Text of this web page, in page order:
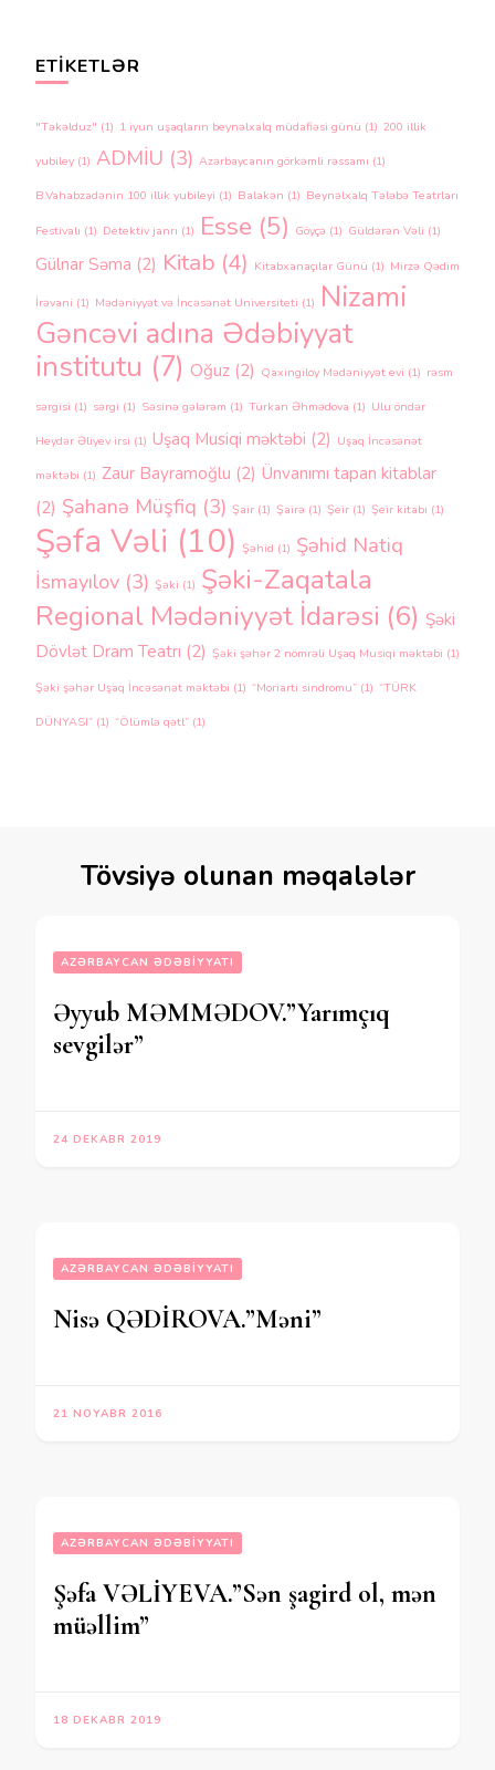
ETIKETLƏR
"Təkəlduz" (1) 1 iyun uşaqların beynəlxalq müdafiəsi günü (1) 200 illik
yubiley (1) ADMİU (3) Azərbaycanın görkəmli rəssamı (1)
B.Vahabzadənin 100 illik yubileyi (1) Balakən (1) Beynəlxalq Tələbə Teatrları
Festivalı (1) Detektiv janrı (1) Esse (5) Göyçə (1) Güldərən Vəli (1)
Gülnar Səma (2) Kitab (4) Kitabxanaçılar Günü (1) Mirzə Qədim
İrəvani (1) Mədəniyyət və İncəsənət Universiteti (1) Nizami
Gəncəvi adına Ədəbiyyat
institutu (7) Oğuz (2) Qaxingiloy Mədəniyyət evi (1) rəsm
sərgisi (1) sərgi (1) Səsinə gələrəm (1) Türkan Əhmədova (1) Ulu öndər
Heydər Əliyev irsi (1) Uşaq Musiqi məktəbi (2) Uşaq İncəsənət
məktəbi (1) Zaur Bayramoğlu (2) Ünvanımı tapan kitablar
(2) Şahanə Müşfiq (3) Şair (1) Şairə (1) Şeir (1) Şeir kitabı (1)
Şəfa Vəli (10) Şəhid (1) Şəhid Natiq
İsmayılov (3) Şəki (1) Şəki-Zaqatala
Regional Mədəniyyət İdarəsi (6) Şəki
Dövlət Dram Teatrı (2) Şəki şəhər 2 nömrəli Uşaq Musiqi məktəbi (1)
Şəki şəhər Uşaq İncəsənət məktəbi (1) “Moriarti sindromu” (1) “TÜRK
DÜNYASI” (1) “Ölümlə qətl” (1)
Tövsiyə olunan məqalələr
AZƏRBAYCAN ƏDƏBIYYATI
Əyyub MƏMMƏDOV.”Yarımçıq
sevgilər”
24 DEKABR 2019
AZƏRBAYCAN ƏDƏBIYYATI
Nisə QƏDİROVA.”Məni”
21 NOYABR 2016
AZƏRBAYCAN ƏDƏBIYYATI
Şəfa VƏLİYEVA.”Sən şagird ol, mən
müəllim”
18 DEKABR 2019